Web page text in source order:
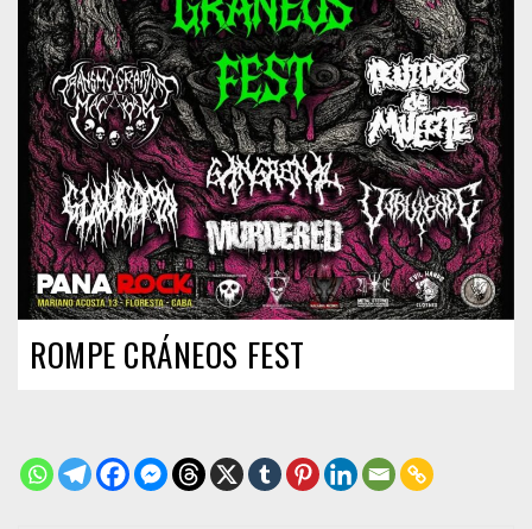
ROMPE CRÁNEOS FEST